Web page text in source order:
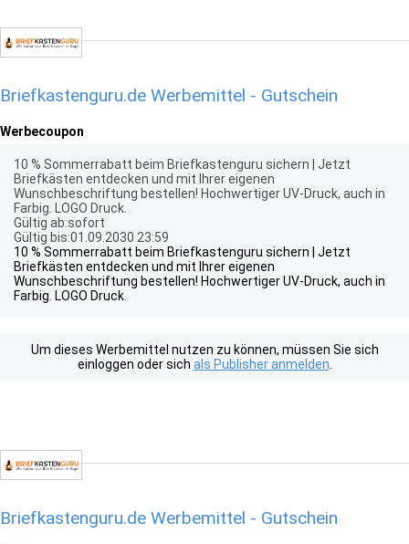
Briefkastenguru.de Werbemittel - Gutschein
Werbecoupon
10 % Sommerrabatt beim Briefkastenguru sichern | Jetzt
Briefkästen entdecken und mit Ihrer eigenen
Wunschbeschriftung bestellen! Hochwertiger UV-Druck, auch in
Farbig. LOGO Druck.
Gültig ab:sofort
Gültig bis:01.09.2030 23:59
10 % Sommerrabatt beim Briefkastenguru sichern | Jetzt
Briefkästen entdecken und mit Ihrer eigenen
Wunschbeschriftung bestellen! Hochwertiger UV-Druck, auch in
Farbig. LOGO Druck.
Um dieses Werbemittel nutzen zu können, müssen Sie sich
einloggen oder sich als Publisher anmelden
Briefkastenguru.de Werbemittel - Gutschein